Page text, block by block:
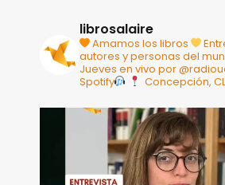
librosalaire
Amamos los libros
autores y personas del
Jueves en vivo por
Spotify
Concepción, CL